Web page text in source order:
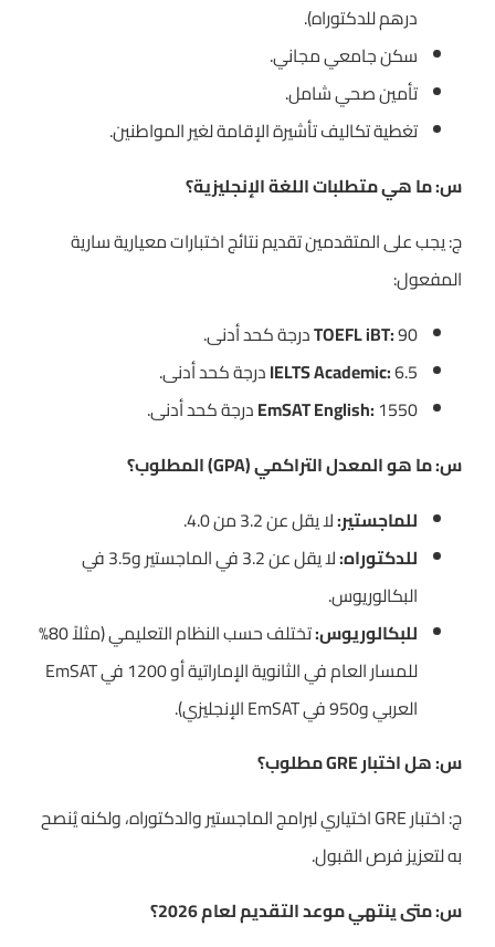
درهم للدكتوراه).
سكن جامعي مجاني.
تأمين صحي شامل.
تغطية تكاليف تأشيرة الإقامة لغير المواطنين.
س: ما هي متطلبات اللغة الإنجليزية؟
ج: يجب على المتقدمين تقديم نتائج اختبارات معيارية سارية
المفعول:
TOEFL iBT:90 درجة كحد أدنى.
IELTS Academic:6.5 درجة كحد أدنى.
EmSAT English: 1550 درجة كحد أدنى.
س: ما هو المعدل التراكمي (GPA) المطلوب؟
للماجستير:لا يقل عن 3.2 من 4.0.
للدكتوراه:
لا يقل عن 3.2 في الماجستير و3.5 في
البكالوريوس.
للبكالوريوس:
تختلف حسب النظام التعليمي (مثلاً 80%
للمسار العام في الثانوية الإماراتية أو 1200 في EmSAT
العربي و950 في EmSAT الإنجليزي).
س: هل اختبار GRE مطلوب؟
ج: اختبار GRE اختياري لبرامج الماجستير والدكتوراه، ولكنه يُنصح
به لتعزيز فرص القبول.
س: متى ينتهي موعد التقديم لعام 2026؟